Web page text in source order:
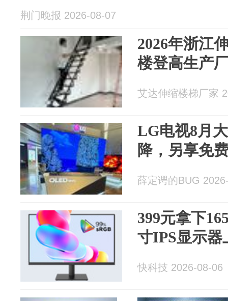
荆门晚报 2026-08-07
2026年浙江
楼登高生产
艾达伸缩楼梯厂家
LG电视8月
降，另享免
薛定谔的BUG
399元拿下
寸IPS显示
快科技 2026-08-06